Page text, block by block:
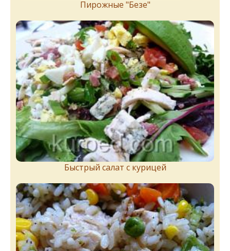
Пирожныe "Бeзe"
Быстрый салат с курицей